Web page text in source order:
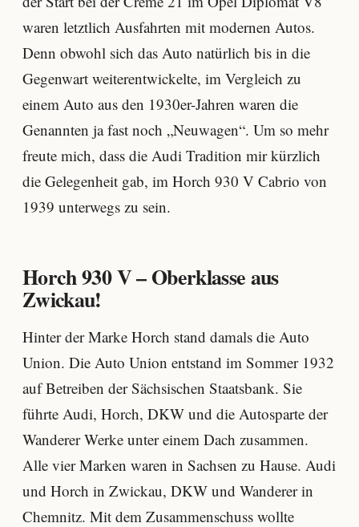
waren letztlich Ausfahrten mit modernen Autos.
Denn obwohl sich das Auto natürlich bis in die
Gegenwart weiterentwickelte, im Vergleich zu
einem Auto aus den 1930er-Jahren waren die
Genannten ja fast noch „Neuwagen“. Um so mehr
freute mich, dass die Audi Tradition mir kürzlich
die Gelegenheit gab, im Horch 930 V Cabrio von
1939 unterwegs zu sein.
Horch 930 V – Oberklasse aus
Zwickau!
Hinter der Marke Horch stand damals die Auto
Union. Die Auto Union entstand im Sommer 1932
auf Betreiben der Sächsischen Staatsbank. Sie
führte Audi, Horch, DKW und die Autosparte der
Wanderer Werke unter einem Dach zusammen.
Alle vier Marken waren in Sachsen zu Hause. Audi
und Horch in Zwickau, DKW und Wanderer in
Chemnitz. Mit dem Zusammenschuss wollte